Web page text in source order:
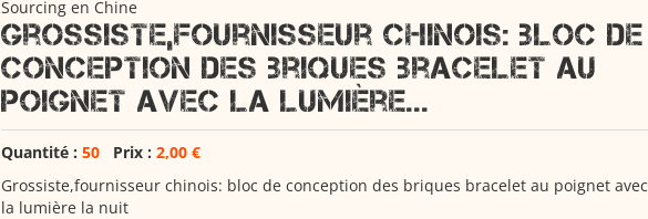
Sourcing en Chine
Grossiste,fournisseur chinois: bloc de
conception des briques bracelet au
poignet avec la lumière...
Quantité : 50Prix : 2,00 €
Grossiste,fournisseur chinois: bloc de conception des briques bracelet au poignet avec
la lumière la nuit